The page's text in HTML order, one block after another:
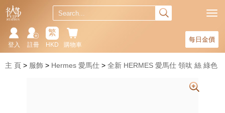
每日金價
購物車
繁
HKD
註冊
登入
主 頁 服飾 Hermes 愛馬仕 全新 HERMES 愛馬仕 領呔 絲 綠色